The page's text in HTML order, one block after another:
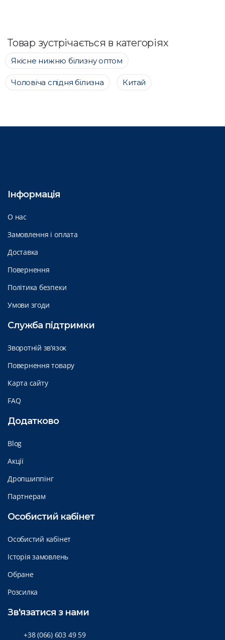
Товар зустрічається в категоріях
Якісне нижню білизну оптом
Чоловіча спідня білизна Китай
Інформація
О нас
Замовлення і оплата
Доставка
Повернення
Політика безпеки
Умови згоди
Служба підтримки
Зворотній зв’язок
Повернення товару
Карта сайту
FAQ
Додатково
Blog
Акції
Дропшиппінг
Партнерам
Особистий кабінет
Особистий кабінет
Історія замовлень
Обране
Розсилка
Зв'язатися з нами
+38 (066) 603 49 59